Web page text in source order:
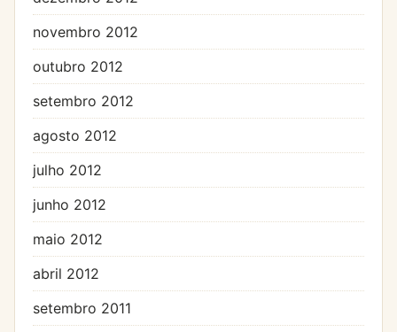
novembro 2012
outubro 2012
setembro 2012
agosto 2012
julho 2012
junho 2012
maio 2012
abril 2012
setembro 2011